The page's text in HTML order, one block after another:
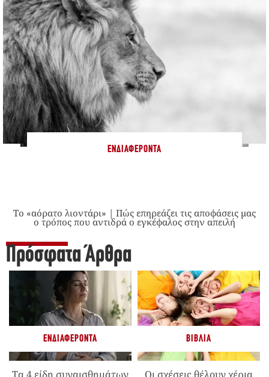
ΕΝΔΙΑΦΈΡΟΝΤΑ
Το «αόρατο λιοντάρι» | Πώς επηρεάζει τις αποφάσεις μας
ο τρόπος που αντιδρά ο εγκέφαλος στην απειλή
Πρόσφατα Άρθρα
ΕΝΔΙΑΦΈΡΟΝΤΑ ΒΙΒΛΊΑ